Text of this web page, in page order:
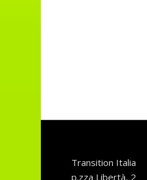
Transition Italia
p.zza Libertà, 2